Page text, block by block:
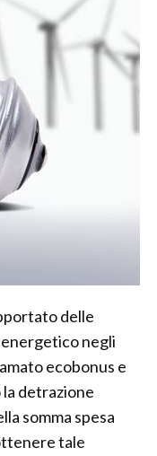
delle
negli
ecobonus e
detrazione
somma spesa
tale